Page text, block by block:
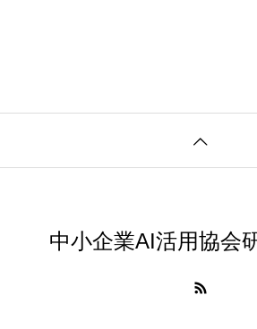
中小企業AI活用協会